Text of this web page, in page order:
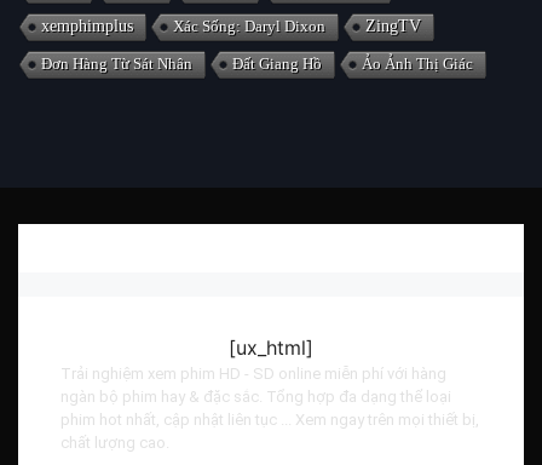
xemphimplus Xác Sống: Daryl Dixon ZingTV
Đơn Hàng Từ Sát Nhân Đất Giang Hồ Ảo Ảnh Thị Giác